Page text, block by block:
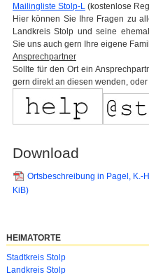
Mailingliste Stolp-L (kostenlose
Hier können Sie Ihre Fragen zu
Landkreis Stolp und seine
Sie uns auch gern Ihre eigene
Ansprechpartner
Sollte für den Ort ein
gern direkt an diesen wenden,
Download
Ortsbeschreibung in Pagel, K.-
KiB)
HEIMATORTE
Navigation
überspringen
Stadtkreis Stolp
Landkreis Stolp